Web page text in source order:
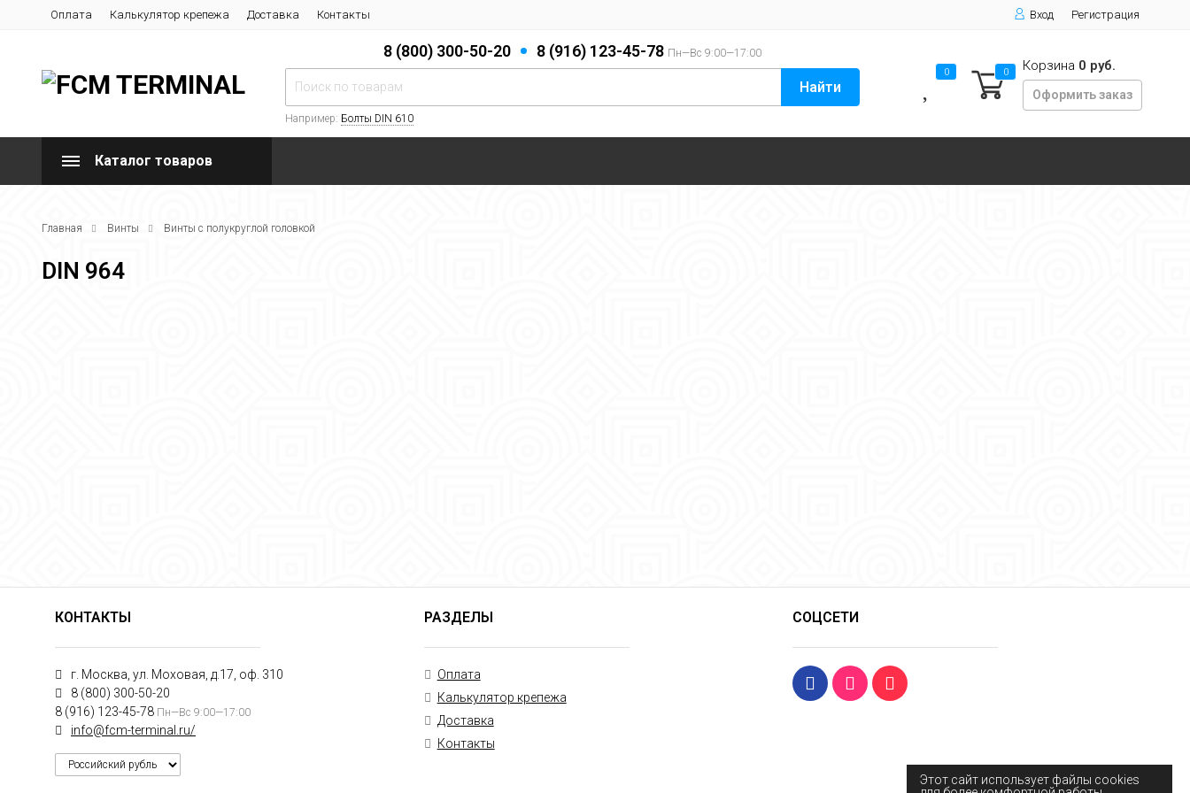
Этот сайт использует файлы cookies
Оплата Калькулятор крепежа Доставка Контакты Вход Регистрация
8 (800) 300-50-20 8 (916) 123-45-78 Пн—Вс 9:00—17:00
Найти
Например: Болты DIN 610
0 0 Корзина 0 руб.
Оформить заказ
Каталог товаров
Главная Винты Винты с полукруглой головкой
DIN 964
КОНТАКТЫ
г. Москва, ул. Моховая, д.17, оф. 310
8 (800) 300-50-20
8 (916) 123-45-78 Пн—Вс 9:00—17:00
info@fcm-terminal.ru/
РАЗДЕЛЫ
Оплата
Калькулятор крепежа
Доставка
Контакты
СОЦСЕТИ